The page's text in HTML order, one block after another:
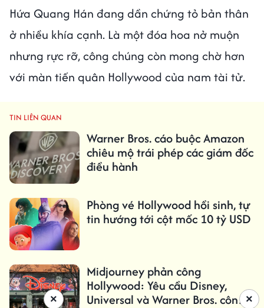
Hứa Quang Hán đang dần chứng tỏ bản thân
ở nhiều khía cạnh. Là một đóa hoa nở muộn
nhưng rực rỡ, công chúng còn mong chờ hơn
với màn tiến quân Hollywood của nam tài tử.
TIN LIÊN QUAN
Warner Bros. cáo buộc Amazon
chiêu mộ trái phép các giám đốc
điều hành
Phòng vé Hollywood hồi sinh, tự
tin hướng tới cột mốc 10 tỷ USD
Midjourney phản công
Hollywood: Yêu cầu Disney,
Universal và Warner Bros. công ×
×